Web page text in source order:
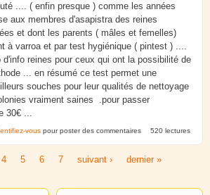
.... ( enfin presque ) comme les années
aux membres d'asapistra des reines
et dont les parents ( mâles et femelles)
à varroa et par test hygiénique ( pintest ) ....
d'info reines pour ceux qui ont la possibilité de
... en résumé ce test permet une
souches pour leur qualités de nettoyage
vraiment saines .pour passer
30€ ...
2026
vous pour poster des commentaires 520 lectures
4 5 6 7 suivant › dernier »